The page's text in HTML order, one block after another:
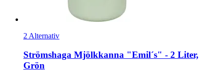
2 Alternativ
Strömshaga Mjölkkanna "Emil´s" -​ 2 Liter,
Grön